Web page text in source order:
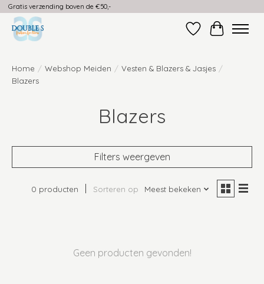
Gratis verzending boven de €50,-
Verlanglijst
Home / Webshop Meiden / Vesten & Blazers & Jasjes /
Blazers
Blazers
Filters weergeven
0 producten Sorteren op Meest bekeken
Geen producten gevonden!